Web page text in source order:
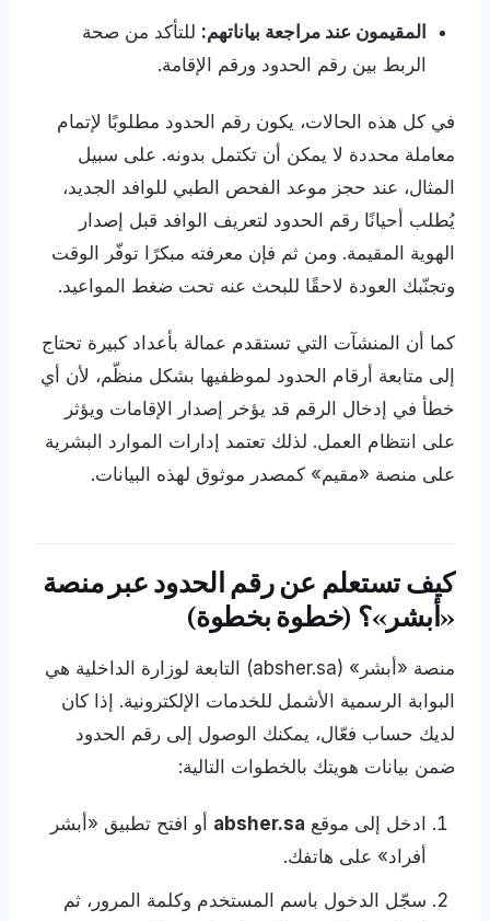
المقيمون عند مراجعة بياناتهم: للتأكد من صحة
الربط بين رقم الحدود ورقم الإقامة.
في كل هذه الحالات، يكون رقم الحدود مطلوبًا لإتمام
معاملة محددة لا يمكن أن تكتمل بدونه. على سبيل
المثال، عند حجز موعد الفحص الطبي للوافد الجديد،
يُطلب أحيانًا رقم الحدود لتعريف الوافد قبل إصدار
الهوية المقيمة. ومن ثم فإن معرفته مبكرًا توفّر الوقت
وتجنّبك العودة لاحقًا للبحث عنه تحت ضغط المواعيد.
كما أن المنشآت التي تستقدم عمالة بأعداد كبيرة تحتاج
إلى متابعة أرقام الحدود لموظفيها بشكل منظّم، لأن أي
خطأ في إدخال الرقم قد يؤخر إصدار الإقامات ويؤثر
على انتظام العمل. لذلك تعتمد إدارات الموارد البشرية
على منصة «مقيم» كمصدر موثوق لهذه البيانات.
كيف تستعلم عن رقم الحدود عبر منصة
«أبشر»؟ (خطوة بخطوة)
منصة «أبشر» (absher.sa) التابعة لوزارة الداخلية هي
البوابة الرسمية الأشمل للخدمات الإلكترونية. إذا كان
لديك حساب فعّال، يمكنك الوصول إلى رقم الحدود
ضمن بيانات هويتك بالخطوات التالية:
ادخل إلى موقع absher.sa أو افتح تطبيق «أبشر
أفراد» على هاتفك.
سجّل الدخول باسم المستخدم وكلمة المرور، ثم